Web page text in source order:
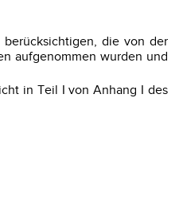
die von der
aufgenommen wurden und
in Teil I von Anhang I des